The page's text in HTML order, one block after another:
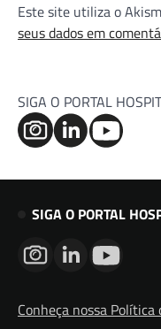
Este site utiliza o
seus dados em
SIGA O PORTAL
SIGA O PORTAL
Conheça nossa Política